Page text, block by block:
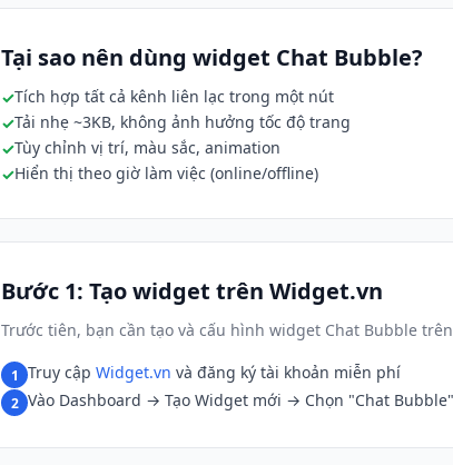
Tại sao nên dùng widget Chat Bubble?
Tích hợp tất cả kênh liên lạc trong một nút
Tải nhẹ ~3KB, không ảnh hưởng tốc độ trang
Tùy chỉnh vị trí, màu sắc, animation
Hiển thị theo giờ làm việc (online/offline)
Bước 1: Tạo widget trên Widget.vn
Trước tiên, bạn cần tạo và cấu hình widget Chat Bubble
1 Truy cập Widget.vn và đăng ký tài khoản miễn phí
2 Vào Dashboard → Tạo Widget mới → Chọn "Chat Bubble"